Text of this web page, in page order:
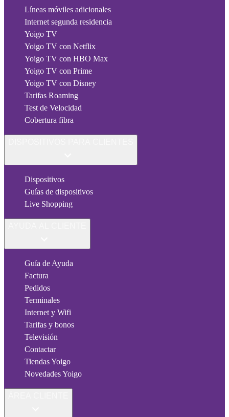
Líneas móviles adicionales
Internet segunda residencia
Yoigo TV
Yoigo TV con Netflix
Yoigo TV con HBO Max
Yoigo TV con Prime
Yoigo TV con Disney
Tarifas Roaming
Test de Velocidad
Cobertura fibra
Dispositivos
Guías de dispositivos
Live Shopping
Guía de Ayuda
Factura
Pedidos
Terminales
Internet y Wifi
Tarifas y bonos
Televisión
Contactar
Tiendas Yoigo
Novedades Yoigo